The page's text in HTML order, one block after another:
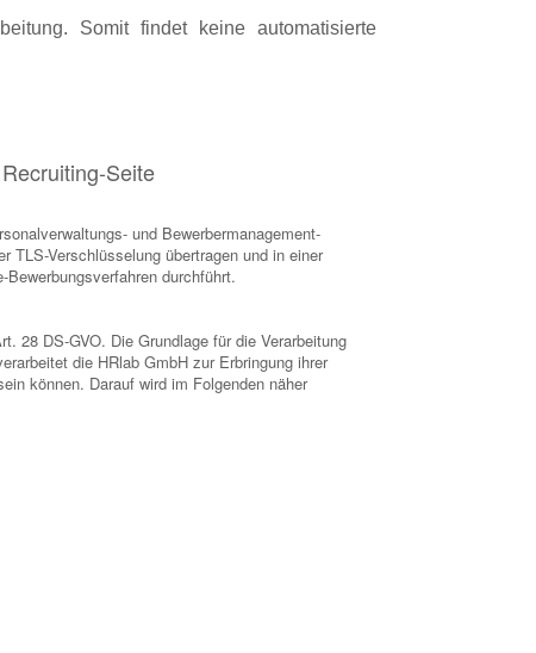
Somit findet keine automatisierte
Seite
und Bewerbermanagement-
TLS-Verschlüsselung übertragen und in einer
durchführt.
28 DS-GVO. Die Grundlage für die Verarbeitung
die HRlab GmbH zur Erbringung ihrer
können. Darauf wird im Folgenden näher